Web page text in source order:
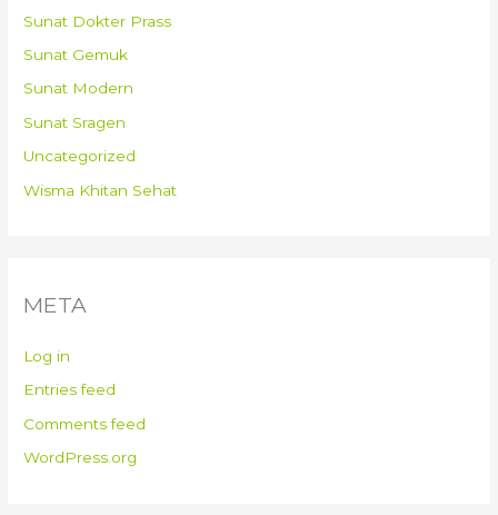
Sunat Dokter Prass
Sunat Gemuk
Sunat Modern
Sunat Sragen
Uncategorized
Wisma Khitan Sehat
META
Log in
Entries feed
Comments feed
WordPress.org